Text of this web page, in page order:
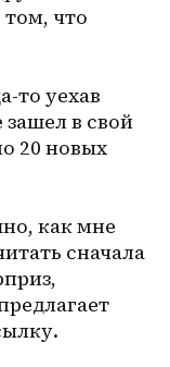
что
то уехав
зашел в свой
20 новых
как мне
сначала